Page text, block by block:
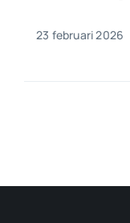
23 februari 2026